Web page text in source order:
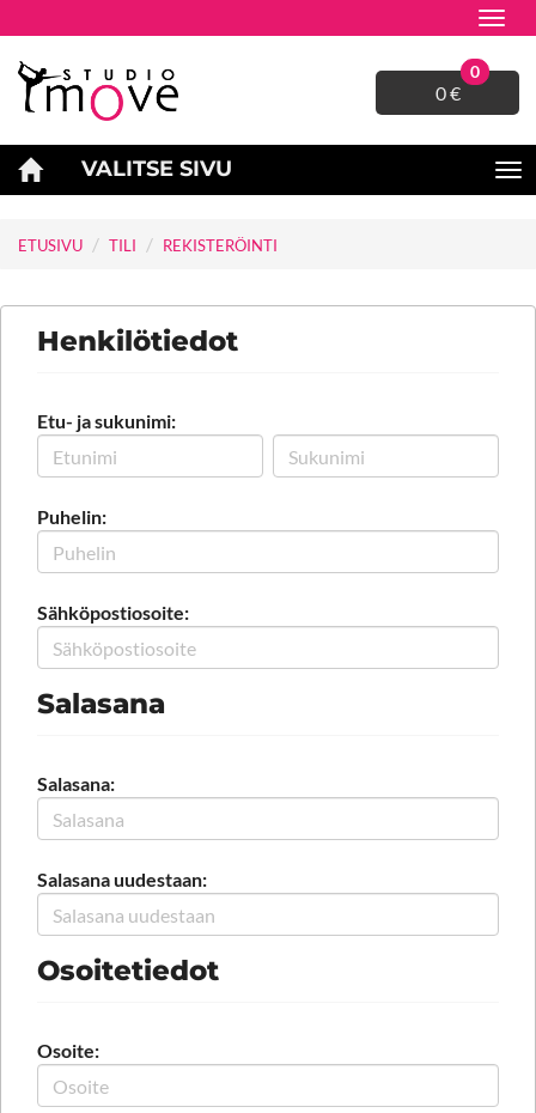
0 €
0
VALITSE SIVU
ETUSIVU TILI REKISTERÖINTI
Henkilötiedot
Etu- ja sukunimi:
Puhelin:
Sähköpostiosoite:
Salasana
Salasana:
Salasana uudestaan:
Osoitetiedot
Osoite: